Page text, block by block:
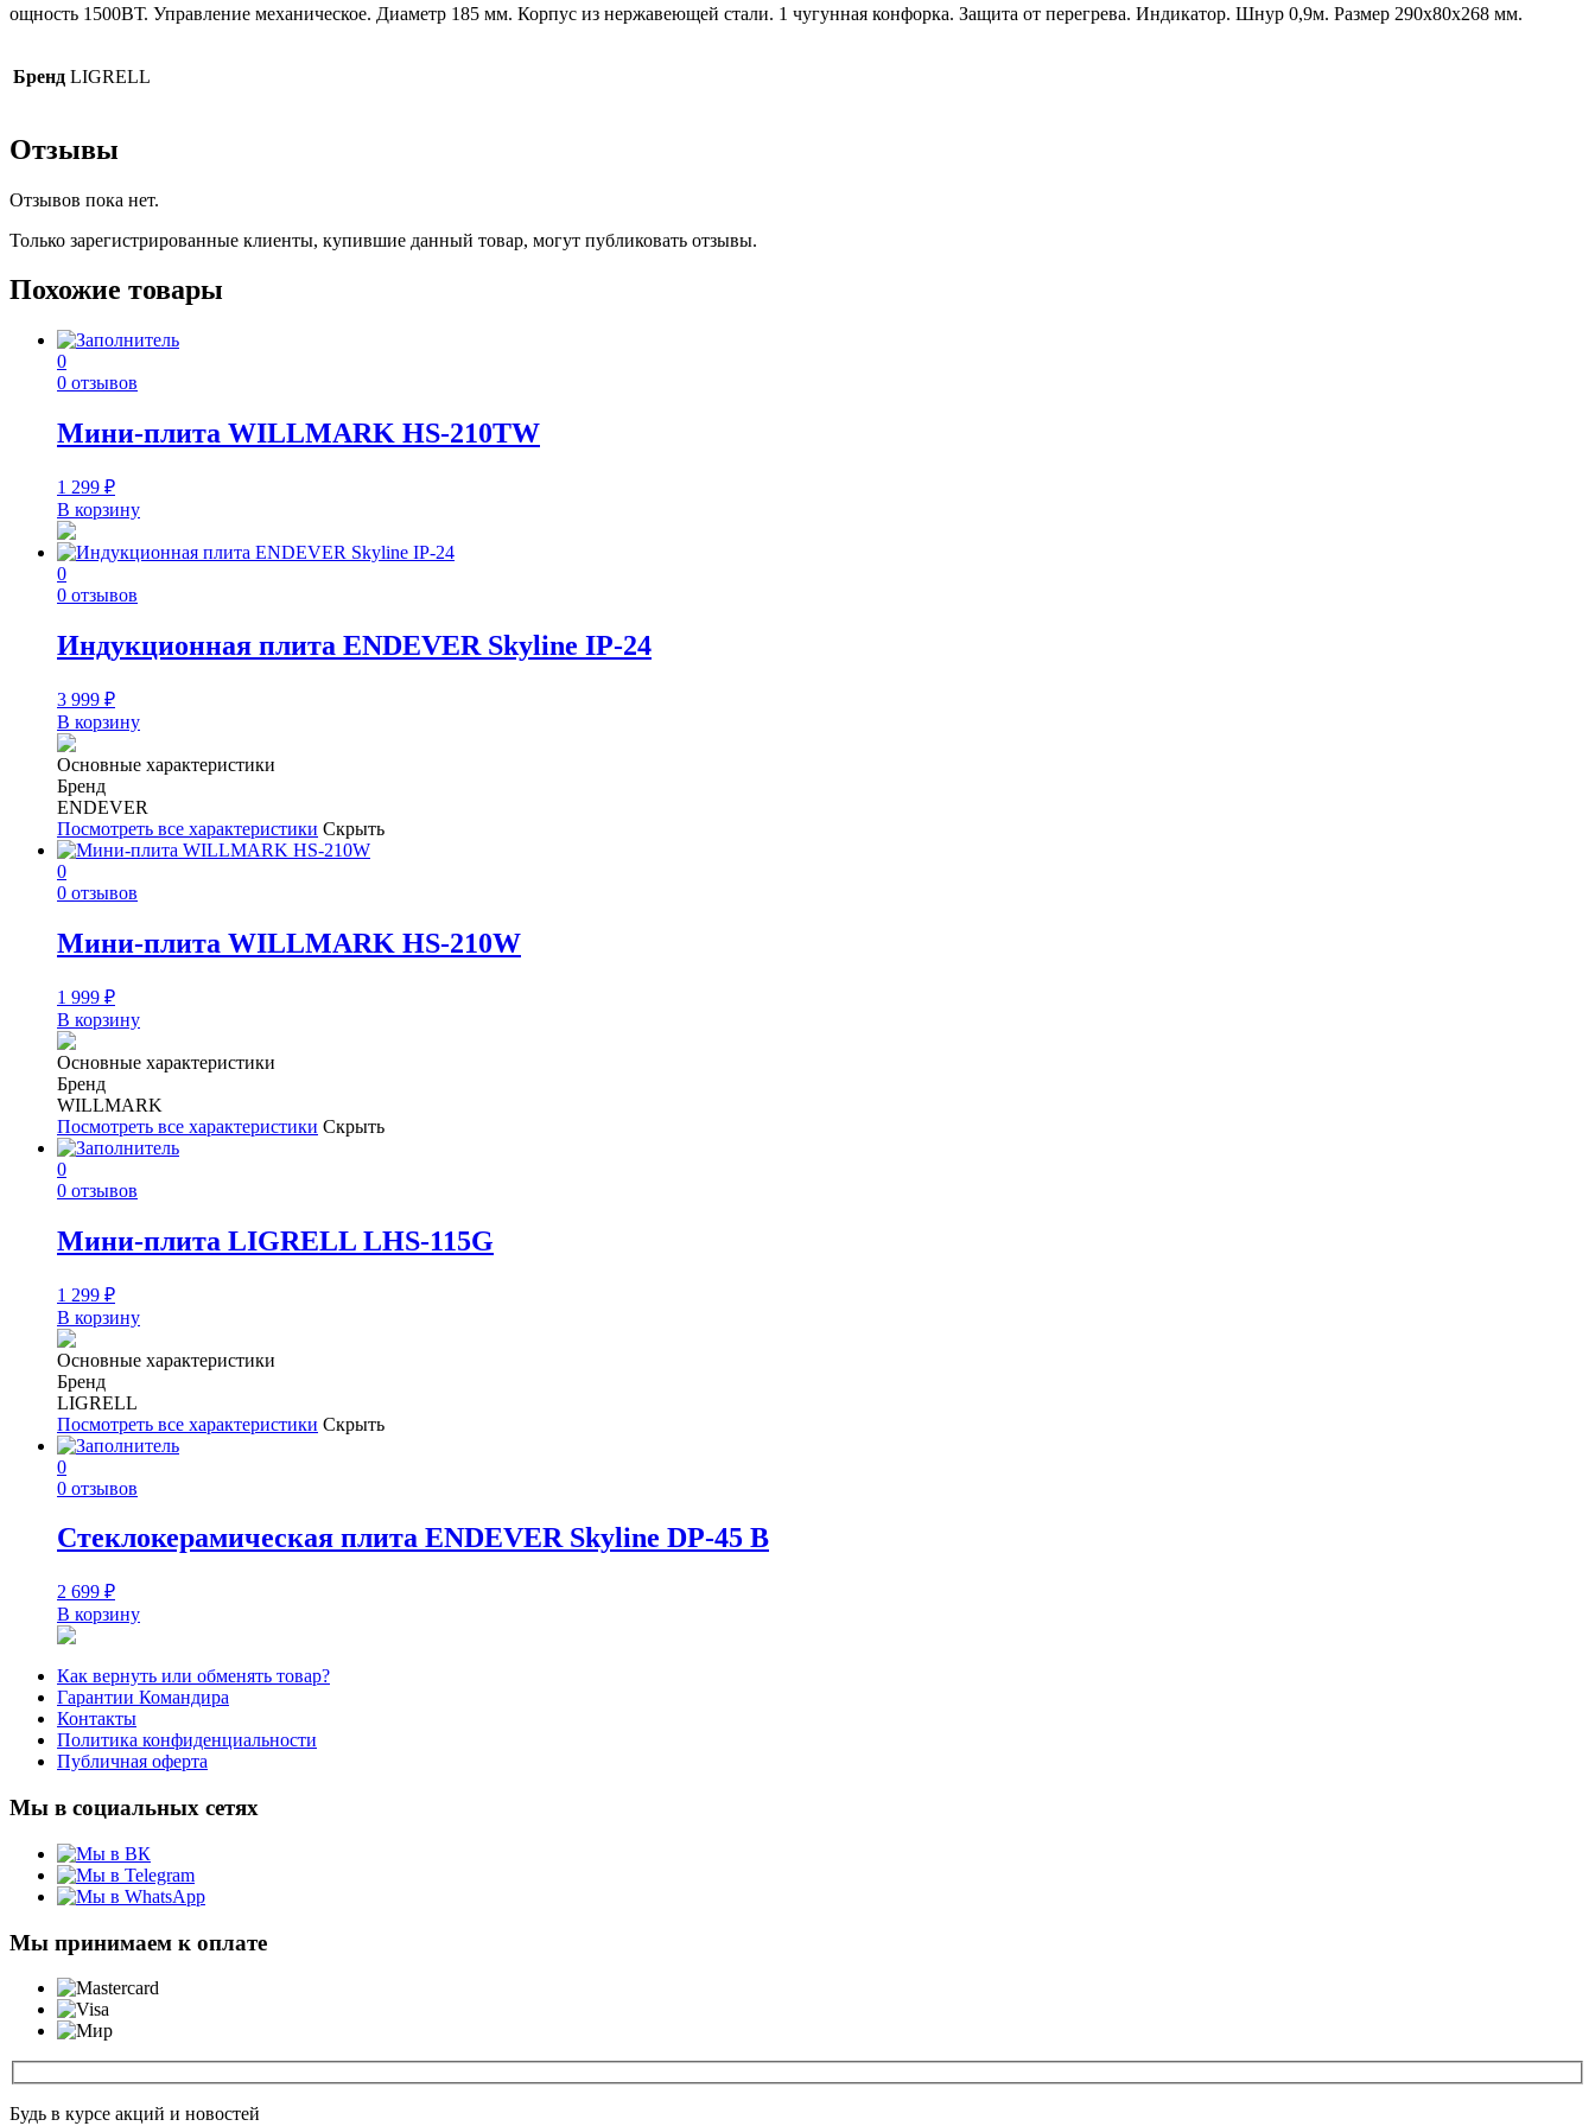
ощность 1500ВТ. Управление механическое. Диаметр 185 мм. Корпус из нержавеющей стали. 1 чугунная конфорка. Защита от перегрева. Индикатор. Шнур 0,9м. Размер 290х80х268 мм.
Бренд LIGRELL
Отзывы
Отзывов пока нет.
Только зарегистрированные клиенты, купившие данный товар, могут публиковать отзывы.
Похожие товары
0
0 отзывов
Мини-плита WILLMARK НS-210TW
1 299 ₽
В корзину
0
0 отзывов
Индукционная плита ENDEVER Skyline IP-24
3 999 ₽
В корзину
Основные характеристики
Бренд
ENDEVER
Посмотреть все характеристики Скрыть
0
0 отзывов
Мини-плита WILLMARK НS-210W
1 999 ₽
В корзину
Основные характеристики
Бренд
WILLMARK
Посмотреть все характеристики Скрыть
0
0 отзывов
Мини-плита LIGRELL LHS-115G
1 299 ₽
В корзину
Основные характеристики
Бренд
LIGRELL
Посмотреть все характеристики Скрыть
0
0 отзывов
Стеклокерамическая плита ENDEVER Skyline DP-45 B
2 699 ₽
В корзину
Как вернуть или обменять товар?
Гарантии Командира
Контакты
Политика конфиденциальности
Публичная оферта
Мы в социальных сетях
Мы принимаем к оплате
Будь в курсе акций и новостей